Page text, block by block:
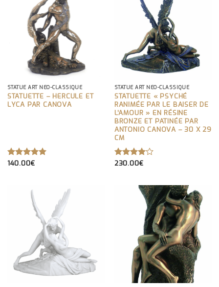
STATUE ART NEO-CLASSIQUE
STATUETTE – HERCULE ET
LYCA PAR CANOVA
NOTE5.00
140.00€
STATUE ART NEO-CLASSIQUE
STATUETTE « PSYCHÉ
RANIMÉE PAR LE BAISER DE
L’AMOUR » EN RÉSINE
BRONZE ET PATINÉE PAR
ANTONIO CANOVA – 30 X 29
CM
NOTE
230.00€